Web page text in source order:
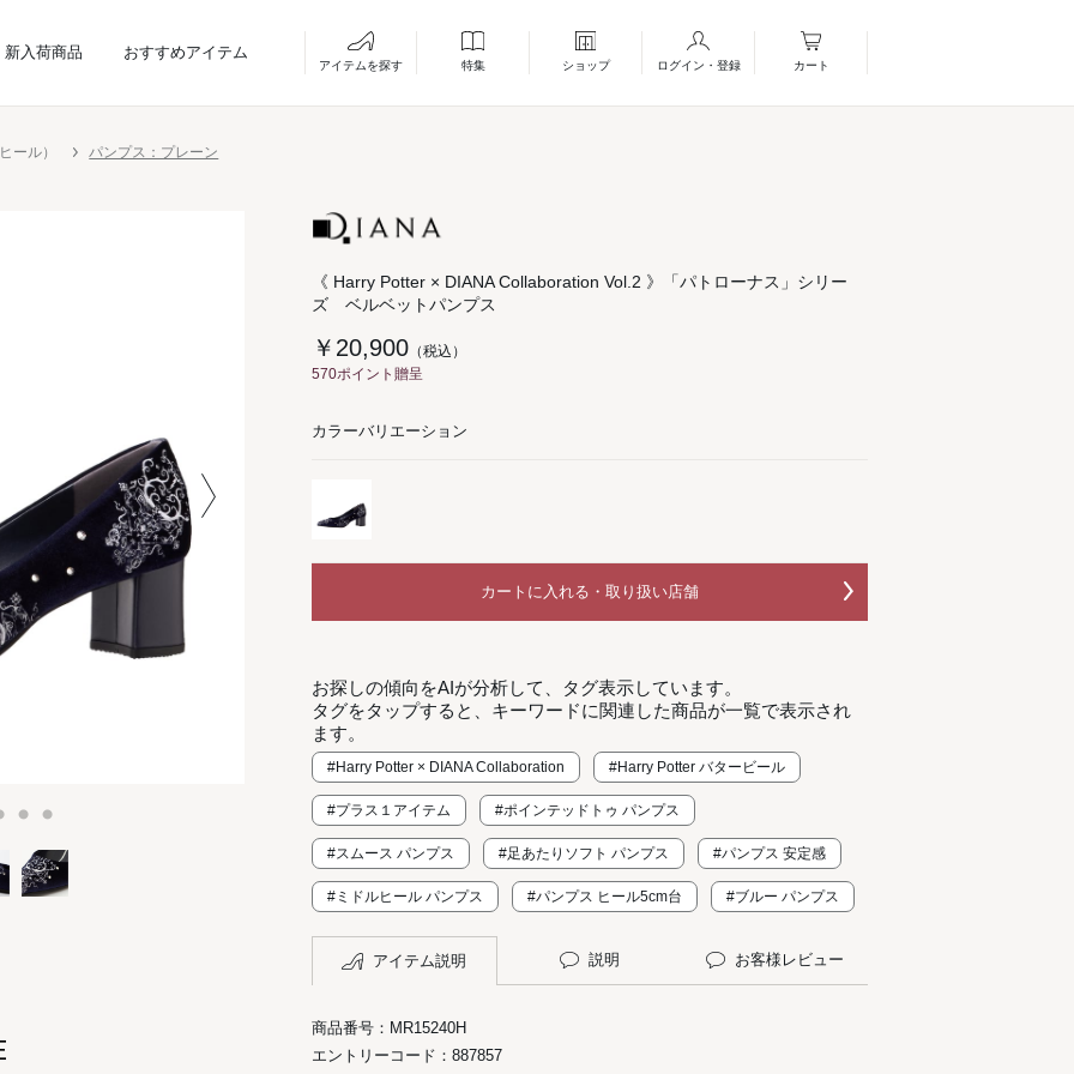
新入荷商品 おすすめアイテム
アイテムを探す 特集 ショップ ログイン・登録 カート
ール） パンプス：プレーン
《 Harry Potter × DIANA Collaboration Vol.2 》「パトローナス」シリー
ズ ベルベットパンプス
￥20,900 （税込）
570ポイント贈呈
カラーバリエーション
カートに入れる・取り扱い店舗
お探しの傾向をAIが分析して、タグ表示しています。
タグをタップすると、キーワードに関連した商品が一覧で表示され
ます。
#Harry Potter × DIANA Collaboration #Harry Potter バタービール
#プラス１アイテム #ポインテッドトゥ パンプス
#スムース パンプス #足あたりソフト パンプス #パンプス 安定感
#ミドルヒール パンプス #パンプス ヒール5cm台 #ブルー パンプス
アイテム説明 説明 お客様レビュー
商品番号：MR15240H
エントリーコード：887857